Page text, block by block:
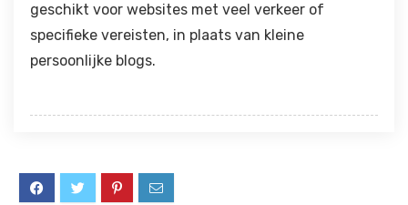
geschikt voor websites met veel verkeer of
specifieke vereisten, in plaats van kleine
persoonlijke blogs.